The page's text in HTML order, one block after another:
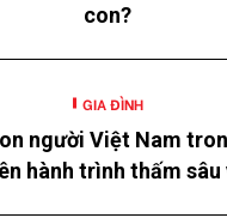
con?
GIA ĐÌNH
người Việt Nam
hành trình thấm